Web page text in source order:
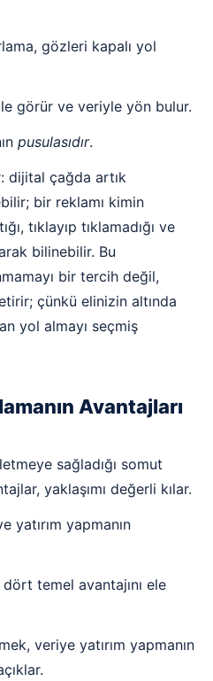
gözleri kapalı yol
görür ve veriyle yön bulur.
pusulasıdır.
dijital çağda artık
bir reklamı kimin
tıklayıp tıklamadığı ve
bilinebilir. Bu
bir tercih değil,
çünkü elinizin altında
yol almayı seçmiş
Avantajları
sağladığı somut
yaklaşımı değerli kılar.
yatırım yapmanın
temel avantajını ele
veriye yatırım yapmanın